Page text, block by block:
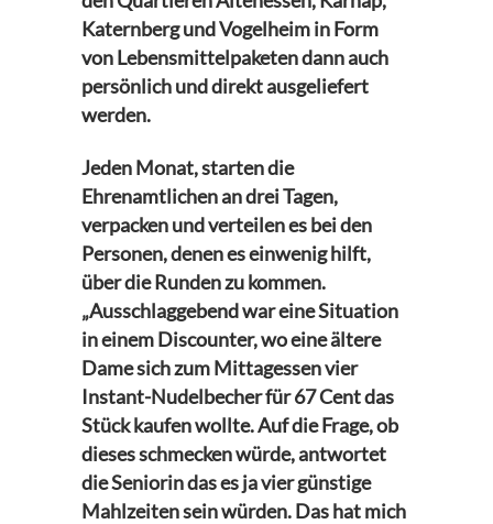
Katernberg und Vogelheim in Form
von Lebensmittelpaketen dann auch
persönlich und direkt ausgeliefert
werden.
Jeden Monat, starten die
Ehrenamtlichen an drei Tagen,
verpacken und verteilen es bei den
Personen, denen es einwenig hilft,
über die Runden zu kommen.
„Ausschlaggebend war eine Situation
in einem Discounter, wo eine ältere
Dame sich zum Mittagessen vier
Instant-Nudelbecher für 67 Cent das
Stück kaufen wollte. Auf die Frage, ob
dieses schmecken würde, antwortet
die Seniorin das es ja vier günstige
Mahlzeiten sein würden. Das hat mich